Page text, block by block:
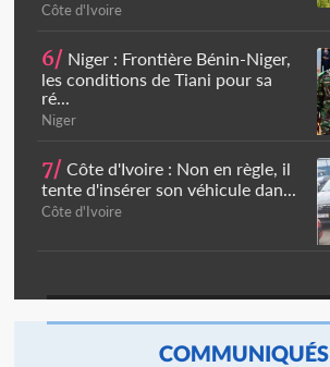
Côte d'Ivoire
6/ Niger : Frontière Bénin-Niger,
les conditions de Tiani pour sa
ré...
Niger
7/ Côte d'Ivoire : Non en règle, il
tente d'insérer son véhicule dan...
Côte d'Ivoire
COMMUNIQUÉS